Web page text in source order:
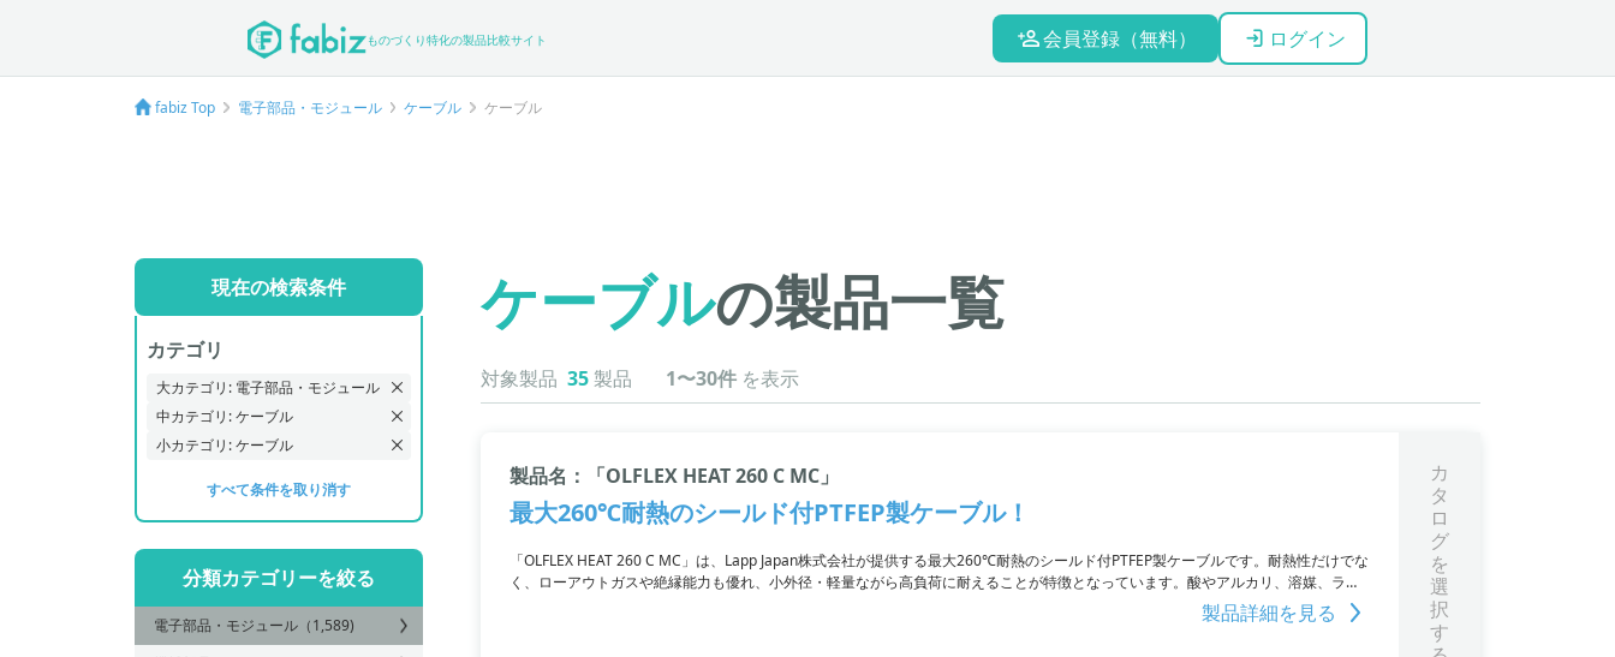
ものづくり特化の製品比較サイト 会員登録（無料） ログイン
fabiz Top 電子部品・モジュール ケーブル ケーブル
現在の検索条件
カテゴリ
大カテゴリ: 電子部品・モジュール
中カテゴリ: ケーブル
小カテゴリ: ケーブル
すべて条件を取り消す
分類カテゴリーを絞る
電子部品・モジュール （1,589)
ケーブルの製品一覧
対象製品 35 製品 1〜30件 を表示
製品名：「OLFLEX HEAT 260 C MC」
最大260℃耐熱のシールド付PTFEP製ケーブル！
「OLFLEX HEAT 260 C MC」は、Lapp Japan株式会社が提供する最大260℃耐熱のシールド付PTFEP製ケーブルです。耐熱性だけでな
く、ローアウトガスや絶縁能力も優れ、小外径・軽量ながら高負荷に耐えることが特徴となっています。酸やアルカリ、溶媒、ラッ
カー、ガソリン、油などの化学媒体への耐性もあり、センサー技術に好適です。さらに、EMC要件にも準拠し、電磁干渉からの保護
も行います。高絶縁耐力、高摩耗耐性、低吸水性、微生物耐性も備え、幅広い用途に対応。詳細はPDF資料をご確認いただくか、お
製品詳細を見る
カ
タ
ロ
グ
を
選
択
す